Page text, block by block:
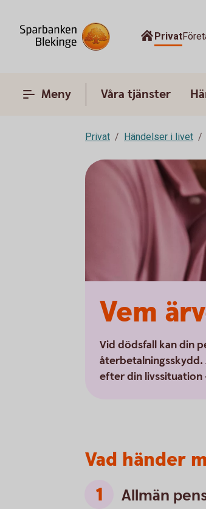
Privat
Meny Våra tjänster
Privat Händelser i livet
Vem
Vid dödsfall kan din
återbetalningsskydd.
efter din livssituation
Vad händer
Allmän